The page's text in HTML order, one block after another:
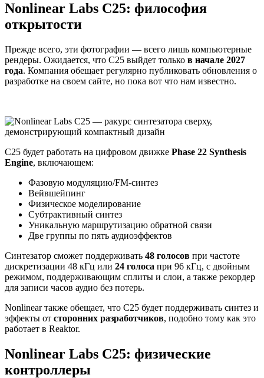
Nonlinear Labs C25: философия
открытости
Прежде всего, эти фотографии — всего лишь компьютерные
рендеры. Ожидается, что C25 выйдет только в начале 2027
года. Компания обещает регулярно публиковать обновления о
разработке на своем сайте, но пока вот что нам известно.
C25 будет работать на цифровом движке Phase 22 Synthesis
Engine, включающем:
Фазовую модуляцию/FM-синтез
Вейвшейпинг
Физическое моделирование
Субтрактивный синтез
Уникальную маршрутизацию обратной связи
Две группы по пять аудиоэффектов
Синтезатор сможет поддерживать 48 голосов при частоте
дискретизации 48 кГц или 24 голоса при 96 кГц, с двойным
режимом, поддерживающим сплиты и слои, а также рекордер
для записи часов аудио без потерь.
Nonlinear также обещает, что C25 будет поддерживать синтез и
эффекты от сторонних разработчиков, подобно тому как это
работает в Reaktor.
Nonlinear Labs C25: физические
контроллеры